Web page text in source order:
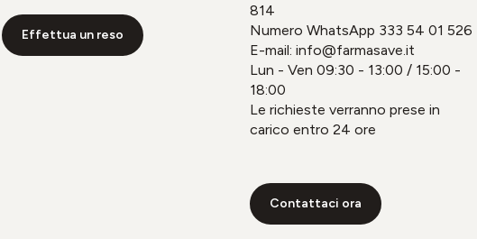
Effettua un reso
814
Numero WhatsApp 333 54 01 526
E-mail: info@farmasave.it
Lun - Ven 09:30 - 13:00 / 15:00 -
18:00
Le richieste verranno prese in
carico entro 24 ore
Contattaci ora